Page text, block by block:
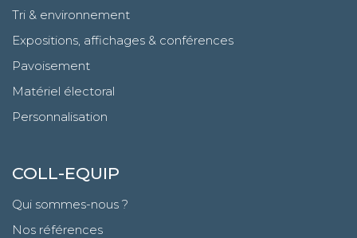
Tri & environnement
Expositions, affichages & conférences
Pavoisement
Matériel électoral
Personnalisation
COLL-EQUIP
Qui sommes-nous ?
Nos références